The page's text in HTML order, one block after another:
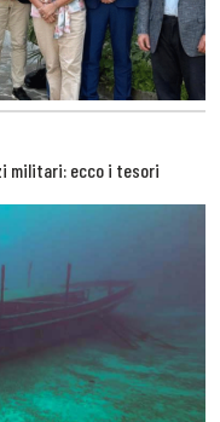
militari: ecco i tesori